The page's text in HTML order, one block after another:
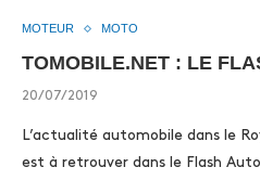
MOTEUR MOTO
TOMOBILE.NET : LE
20/07/2019
L’actualité automobile dans le
est à retrouver dans le Flash